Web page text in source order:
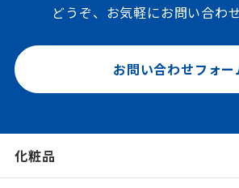
どうぞ、お気軽にお問い合わ
お問い合わせフォー
化粧品